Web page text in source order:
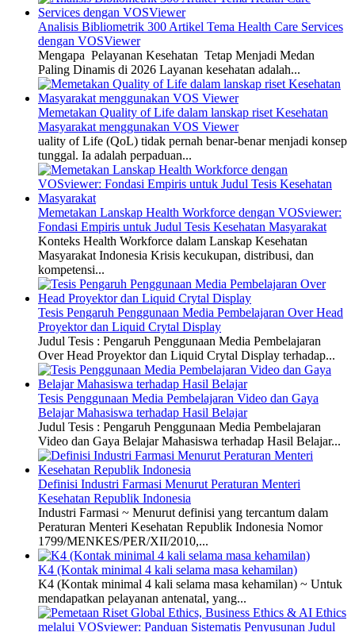
Analisis Bibliometrik 300 Artikel Tema Health Care Services
dengan VOSViewer
Mengapa Pelayanan Kesehatan Tetap Menjadi Medan
Paling Dinamis di 2026 Layanan kesehatan adalah...
Memetakan Quality of Life dalam lanskap riset Kesehatan
Masyarakat menggunakan VOS Viewer
uality of Life (QoL) tidak pernah benar-benar menjadi konsep
tunggal. Ia adalah perpaduan...
Memetakan Lanskap Health Workforce dengan VOSviewer:
Fondasi Empiris untuk Judul Tesis Kesehatan Masyarakat
Konteks Health Workforce dalam Lanskap Kesehatan
Masyarakat Indonesia Krisis kecukupan, distribusi, dan
kompetensi...
Tesis Pengaruh Penggunaan Media Pembelajaran Over Head
Proyektor dan Liquid Crytal Display
Judul Tesis : Pengaruh Penggunaan Media Pembelajaran
Over Head Proyektor dan Liquid Crytal Display terhadap...
Tesis Penggunaan Media Pembelajaran Video dan Gaya
Belajar Mahasiswa terhadap Hasil Belajar
Judul Tesis : Pengaruh Penggunaan Media Pembelajaran
Video dan Gaya Belajar Mahasiswa terhadap Hasil Belajar...
Definisi Industri Farmasi Menurut Peraturan Menteri
Kesehatan Republik Indonesia
Industri Farmasi ~ Menurut definisi yang tercantum dalam
Peraturan Menteri Kesehatan Republik Indonesia Nomor
1799/MENKES/PER/XII/2010,...
K4 (Kontak minimal 4 kali selama masa kehamilan)
K4 (Kontak minimal 4 kali selama masa kehamilan) ~ Untuk
mendapatkan pelayanan antenatal, yang...